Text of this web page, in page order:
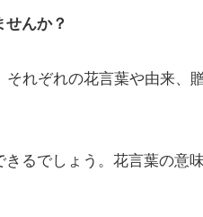
んか？
れぞれの花言葉や由来、
るでしょう。花言葉の意